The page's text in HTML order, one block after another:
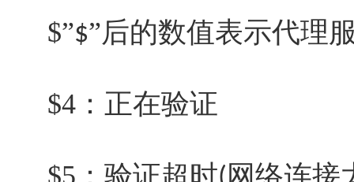
$”$”后的数值表示代理
$4：正在验证
$5：验证超时 网络连接